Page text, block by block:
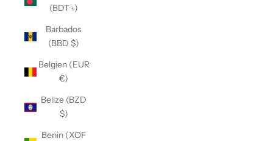
(BDT ৳)
Barbados
(BBD $)
Belgien (EUR
€)
Belize (BZD
$)
Benin (XOF